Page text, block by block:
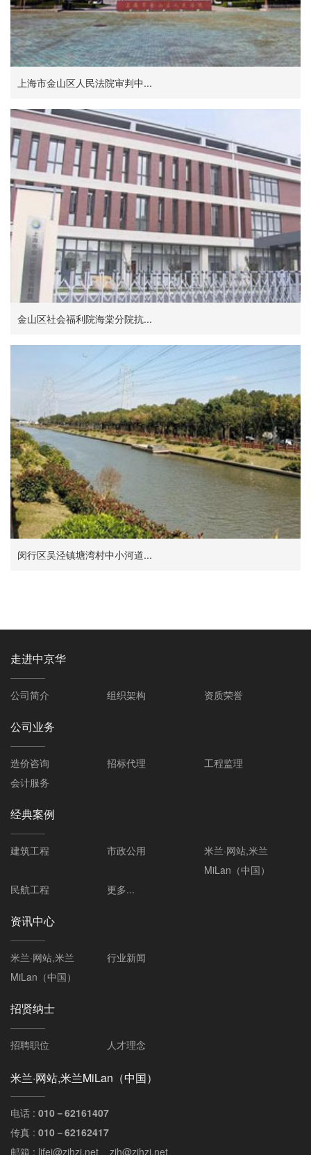
上海市金山区人民法院审判中...
金山区社会福利院海棠分院抗...
闵行区吴泾镇塘湾村中小河道...
走进中京华
公司简介 组织架构 资质荣誉
公司业务
造价咨询 招标代理
工程监理
会计服务
经典案例
建筑工程 市政公用
米兰·网站,米兰
MiLan（中国）
民航工程
更多...
资讯中心
米兰·网站,米兰
MiLan（中国）
行业新闻
招贤纳士
招聘职位 人才理念
米兰·网站,米兰MiLan（中国）
电话 : 010－62161407
传真 : 010－62162417
邮箱 : lifei@zjhzj.net zjh@zjhzj.net